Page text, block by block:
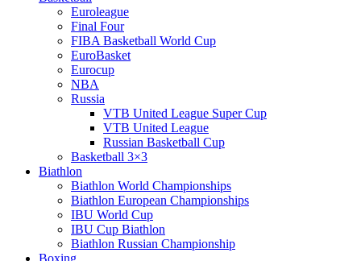
Euroleague
Final Four
FIBA Basketball World Cup
EuroBasket
Eurocup
NBA
Russia
VTB United League Super Cup
VTB United League
Russian Basketball Cup
Basketball 3×3
Biathlon
Biathlon World Championships
Biathlon European Championships
IBU World Cup
IBU Cup Biathlon
Biathlon Russian Championship
Boxing